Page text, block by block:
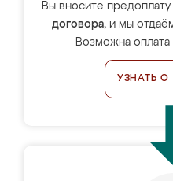
Вы вносите
договора, и мы
Возможна оплата
УЗНАТЬ О